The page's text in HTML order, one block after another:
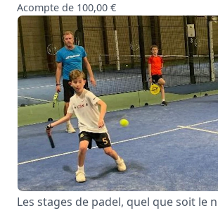
Acompte de 100,00 €
Les stages de padel, quel que soit le